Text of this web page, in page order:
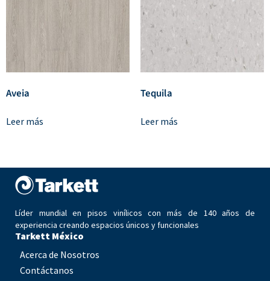
Aveia
Leer más
Tequila
Leer más
Líder mundial en pisos vinílicos con más de 140 años de
experiencia creando espacios únicos y funcionales
Tarkett México
Acerca de Nosotros
Contáctanos